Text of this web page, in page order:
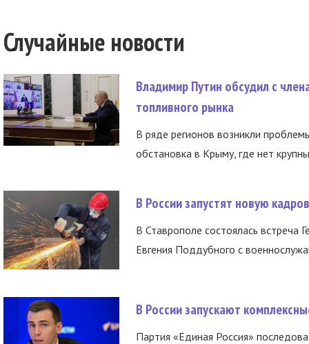
Случайные новости
Владимир Путин обсудил с
топливного рынка
В ряде регионов возникли
обстановка в Крыму, где нет
В России запустят новую
В Ставрополе состоялась встреча
Евгения Поддубного с
В России запускают
Партия «Единая Россия»